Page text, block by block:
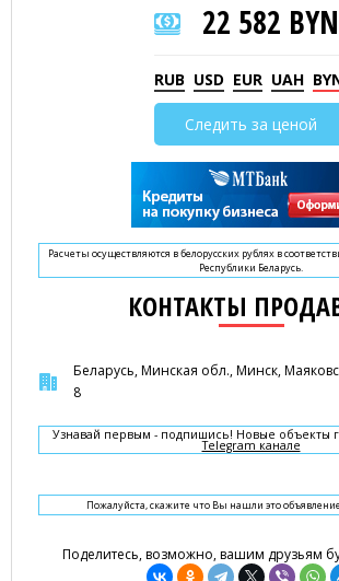
22 582 BYN
RUB USD EUR UAH
Следить за ценой
Расчеты осуществляются в белорусских рублях в
Республики Беларусь.
КОНТАКТЫ
Беларусь, Минская обл., Минск,
8
Узнавай первым - подпишись! Новые объекты
Telegram канале
Пожалуйста, скажите что Вы нашли это
Поделитесь, возможно, вашим друзьям